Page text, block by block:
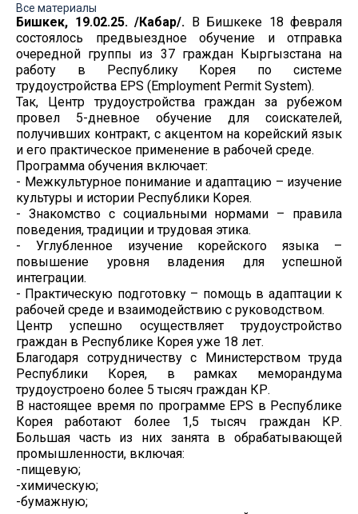
Все материалы
Бишкек, 19.02.25. /Кабар/. В Бишкеке 18 февраля
состоялось предвыездное обучение и отправка
очередной группы из 37 граждан Кыргызстана на
работу в Республику Корея по системе
трудоустройства EPS (Employment Permit System).
Так, Центр трудоустройства граждан за рубежом
провел 5-дневное обучение для соискателей,
получивших контракт, с акцентом на корейский язык
и его практическое применение в рабочей среде.
Программа обучения включает:
- Межкультурное понимание и адаптацию – изучение
культуры и истории Республики Корея.
- Знакомство с социальными нормами – правила
поведения, традиции и трудовая этика.
- Углубленное изучение корейского языка –
повышение уровня владения для успешной
интеграции.
- Практическую подготовку – помощь в адаптации к
рабочей среде и взаимодействию с руководством.
Центр успешно осуществляет трудоустройство
граждан в Республике Корея уже 18 лет.
Благодаря сотрудничеству с Министерством труда
Республики Корея, в рамках меморандума
трудоустроено более 5 тысяч граждан КР.
В настоящее время по программе EPS в Республике
Корея работают более 1,5 тысяч граждан КР.
Большая часть из них занята в обрабатывающей
промышленности, включая:
-пищевую;
-химическую;
-бумажную;